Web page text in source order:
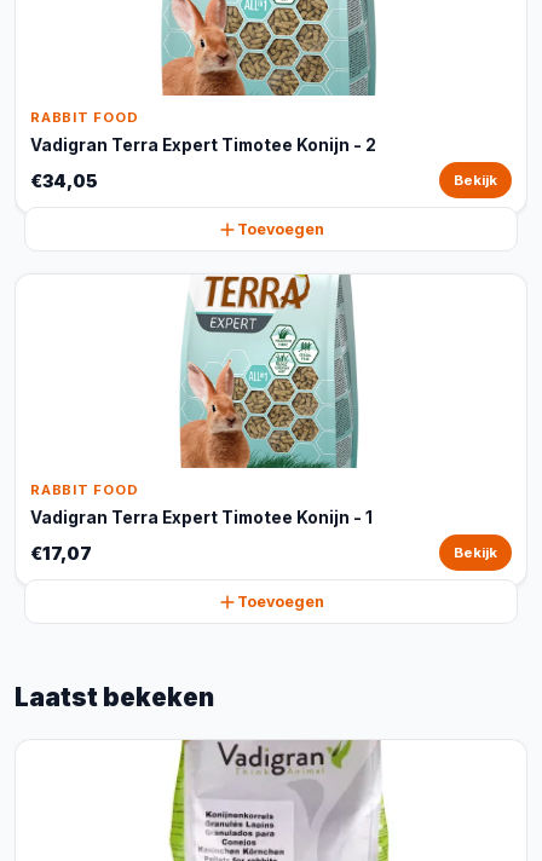
RABBIT FOOD
Vadigran Terra Expert Timotee Konijn - 2
€34,05 Bekijk
Toevoegen
RABBIT FOOD
Vadigran Terra Expert Timotee Konijn - 1
€17,07 Bekijk
Toevoegen
Laatst bekeken